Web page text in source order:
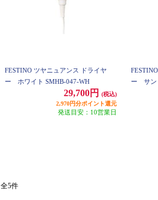
FESTINO ツヤニュアンス ドライヤ
ー ホワイト SMHB-047-WH
29,700円
(税込)
2,970円分ポイント還元
発送目安：10営業日
ー サン
全5件